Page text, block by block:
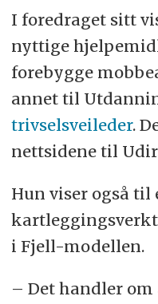
I foredraget sitt
nyttige
forebygge
annet til
trivselsveileder.
nettsidene til
Hun viser også til
i Fjell-modellen.
– Det handler om